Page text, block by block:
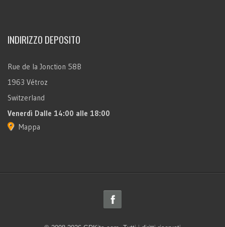
INDIRIZZO DEPOSITO
Rue de la Jonction 58B
1963 Vétroz
Switzerland
Venerdì Dalle 14:00 alle 18:00
Mappa